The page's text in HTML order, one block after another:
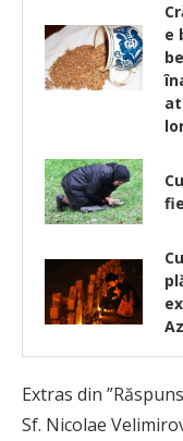
e
Extras din
Sf. Nicolae